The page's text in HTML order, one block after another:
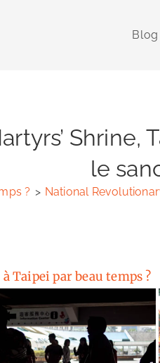
Blog
Shrine,
le
? > National
Taipei par beau temps ?